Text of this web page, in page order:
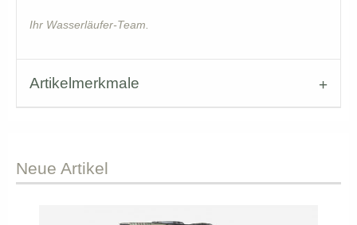
Ihr Wasserläufer-Team.
Artikelmerkmale
Neue Artikel